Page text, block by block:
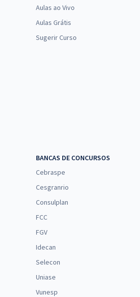
Aulas ao Vivo
Aulas Grátis
Sugerir Curso
BANCAS DE CONCURSOS
Cebraspe
Cesgranrio
Consulplan
FCC
FGV
Idecan
Selecon
Uniase
Vunesp